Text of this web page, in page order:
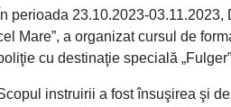
În perioada 23.10.2023-
Mare”, a organizat cursul de
cu destinaţie specială
instruirii a fost însuşirea şi